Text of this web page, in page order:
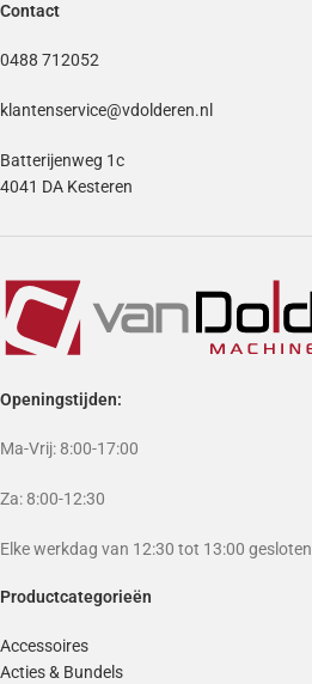
Contact
0488 712052
klantenservice@vdolderen.nl
Batterijenweg 1c
4041 DA Kesteren
Openingstijden:
Ma-Vrij: 8:00-17:00
Za: 8:00-12:30
Elke werkdag van 12:30 tot 13:00 gesloten
Productcategorieën
Accessoires
Acties & Bundels